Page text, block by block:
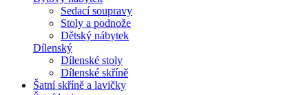
Sedací soupravy
Stoly a podnože
Dětský nábytek
Dílenský
Dílenské stoly
Dílenské skříně
Šatní skříně a lavičky